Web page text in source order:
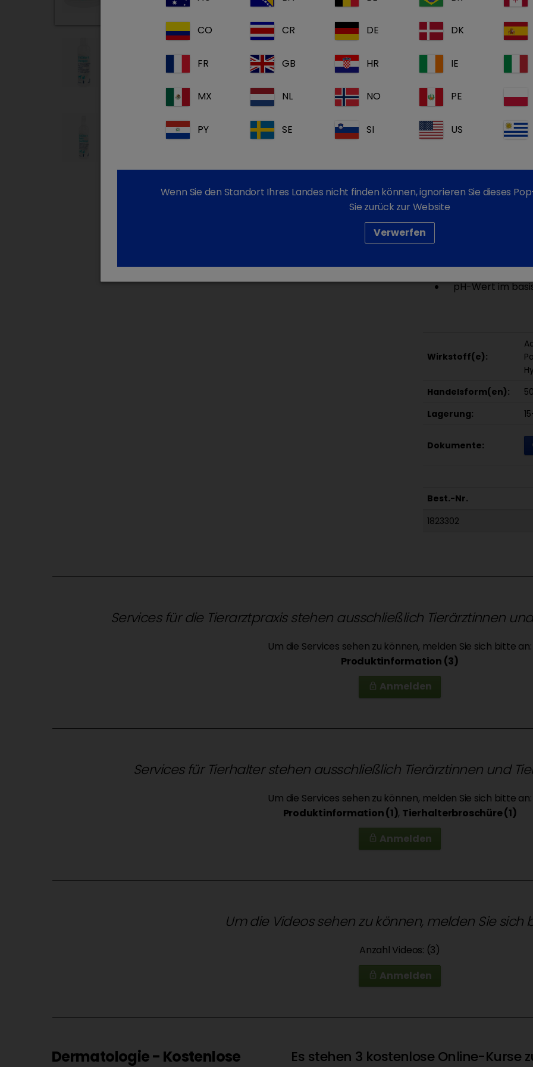
TrizChlor 4
TrizChlor 4 Shampoo keyboard_arrow_right
TrizChlor 4 keyboard_arrow_right
Feuchte
mikrobiell bedingten
zur Pflege bei
allem
pH-Wert im
Wirkstoff(e):
Handelsform(en):
Lagerung:
Dokumente:
Best.-Nr.
1823302
Services für die Tierarztpraxis stehen ausschließlich Tierärztinnen
Um die Services sehen zu können, melden Sie sich bitte an:
Produktinformation (3)
lock_outline Anmelden
Services für Tierhalter stehen ausschließlich Tierärztinnen und
Um die Services sehen zu können, melden Sie sich bitte an:
Produktinformation (1), Tierhalterbroschüre (1)
lock_outline Anmelden
Um die Videos sehen zu können, melden Sie sich
Anzahl Videos: (3)
lock_outline Anmelden
Dermatologie - Kostenlose
Es stehen 3 kostenlose Online-Kurse
CO CR DE DK
FR GB HR IE
MX NL NO PE
PY SE SI US
Wenn Sie den Standort Ihres Landes nicht finden können, ignorieren Sie dieses
Sie zurück zur Website
Verwerfen